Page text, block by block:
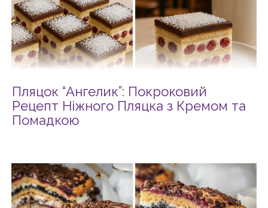
Пляцок “Ангелик”: Покроковий
Рецепт Ніжного Пляцка з Кремом та
Помадкою